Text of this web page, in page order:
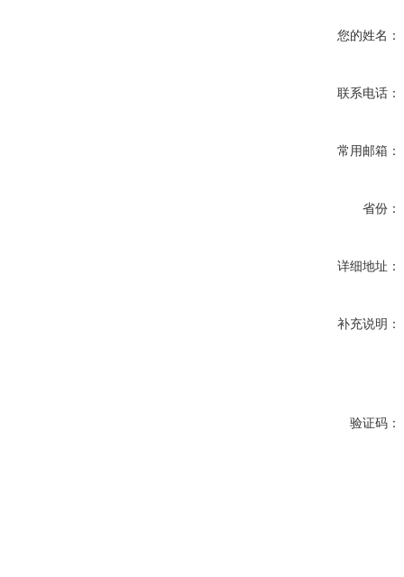
您的姓名：
联系电话：
常用邮箱：
省份：
详细地址：
补充说明：
验证码：